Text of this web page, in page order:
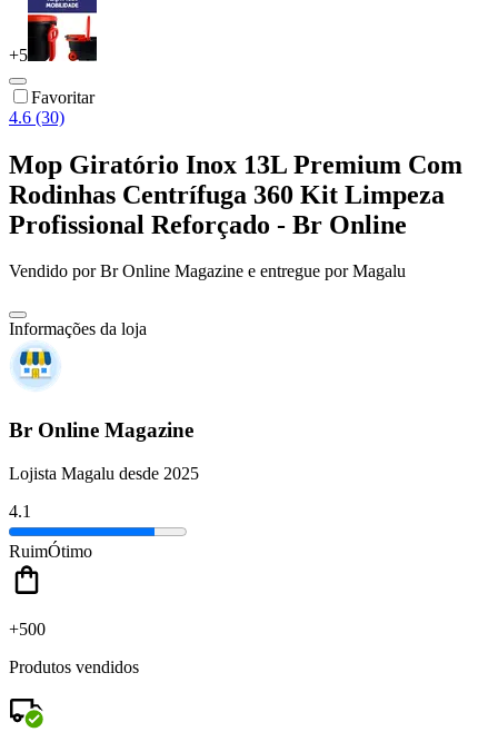
+5
Favoritar
4.6 (30)
Mop Giratório Inox 13L Premium Com
Rodinhas Centrífuga 360 Kit Limpeza
Profissional Reforçado - Br Online
Vendido porBr Online Magazine e entregue por Magalu
Informações da loja
Br Online Magazine
Lojista Magalu desde 2025
4.1
RuimÓtimo
+500
Produtos vendidos